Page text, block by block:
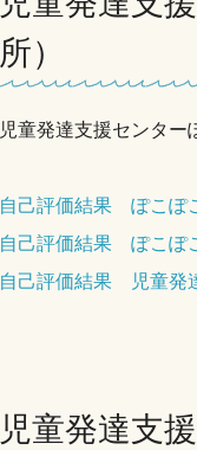
所）
児童発達支援センタ
自己評価結果 ぽこぽ
自己評価結果 ぽこぽ
自己評価結果 児童発
児童発達支